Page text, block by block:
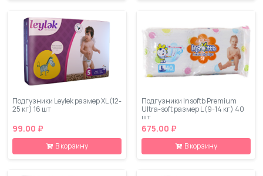
Подгузники Leylеk размер XL (12-
25 кг) 16 шт
99.00 ₽
В корзину
Подгузники Insoftb Premium
Ultra-soft размер L (9-14 кг) 40
шт
675.00 ₽
В корзину